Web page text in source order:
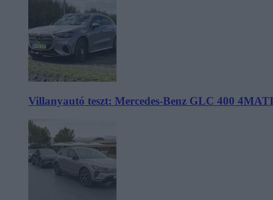
Villanyautó teszt: Mercedes-Benz GLC 400